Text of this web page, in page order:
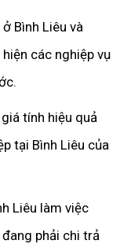
Bình Liêu và
các nghiệp vụ
tính hiệu quả
tại Bình Liêu của
Liêu làm việc
phải chi trả